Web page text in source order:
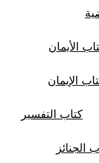
الأيمان
الإيمان
كتاب التفسير
الجنائز